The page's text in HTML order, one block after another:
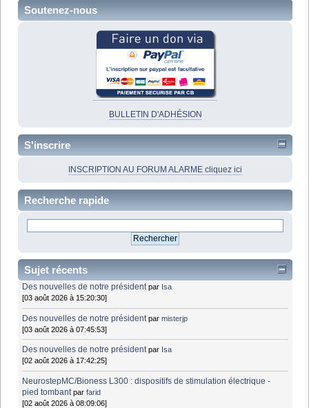
Soutenez-nous
BULLETIN D'ADHÉSION
S'inscrire
INSCRIPTION AU FORUM ALARME cliquez ici
Recherche rapide
Sujet récents
Des nouvelles de notre président par Isa
[03 août 2026 à 15:20:30]
Des nouvelles de notre président parmisterjp
[03 août 2026 à 07:45:53]
Des nouvelles de notre président par Isa
[02 août 2026 à 17:42:25]
NeurostepMC/Bioness L300 : dispositifs de stimulation électrique -
pied tombant parfarid
[02 août 2026 à 08:09:06]